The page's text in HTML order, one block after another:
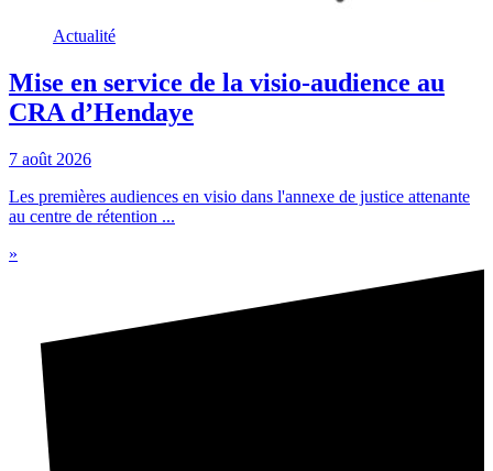
Actualité
Mise en service de la visio-audience au
CRA d’Hendaye
7 août 2026
Les premières audiences en visio dans l'annexe de justice attenante
au centre de rétention ...
»